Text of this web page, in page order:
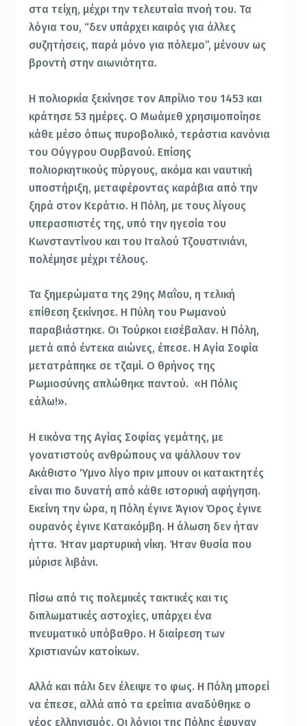
στα τείχη, μέχρι την τελευταία πνοή του. Τα
λόγια του, “δεν υπάρχει καιρός για άλλες
συζητήσεις, παρά μόνο για πόλεμο”, μένουν ως
βροντή στην αιωνιότητα.
Η πολιορκία ξεκίνησε τον Απρίλιο του 1453 και
κράτησε 53 ημέρες. Ο Μωάμεθ χρησιμοποίησε
κάθε μέσο όπως πυροβολικό, τεράστια κανόνια
του Ούγγρου Ουρβανού. Επίσης
πολιορκητικούς πύργους, ακόμα και ναυτική
υποστήριξη, μεταφέροντας καράβια από την
ξηρά στον Κεράτιο. Η Πόλη, με τους λίγους
υπερασπιστές της, υπό την ηγεσία του
Κωνσταντίνου και του Ιταλού Τζουστινιάνι,
πολέμησε μέχρι τέλους.
Τα ξημερώματα της 29ης Μαΐου, η τελική
επίθεση ξεκίνησε. Η Πύλη του Ρωμανού
παραβιάστηκε. Οι Τούρκοι εισέβαλαν. Η Πόλη,
μετά από έντεκα αιώνες, έπεσε. Η Αγία Σοφία
μετατράπηκε σε τζαμί. Ο θρήνος της
Ρωμιοσύνης απλώθηκε παντού. «Η Πόλις
εάλω!».
Η εικόνα της Αγίας Σοφίας γεμάτης, με
γονατιστούς ανθρώπους να ψάλλουν τον
Ακάθιστο Ύμνο λίγο πριν μπουν οι κατακτητές
είναι πιο δυνατή από κάθε ιστορική αφήγηση.
Εκείνη την ώρα, η Πόλη έγινε Άγιον Όρος έγινε
ουρανός έγινε Κατακόμβη. Η άλωση δεν ήταν
ήττα. Ήταν μαρτυρική νίκη. Ήταν θυσία που
μύρισε λιβάνι.
Πίσω από τις πολεμικές τακτικές και τις
διπλωματικές αστοχίες, υπάρχει ένα
πνευματικό υπόβαθρο. Η διαίρεση των
Χριστιανών κατοίκων.
Αλλά και πάλι δεν έλειψε το φως. Η Πόλη μπορεί
να έπεσε, αλλά από τα ερείπια αναδύθηκε ο
νέος ελληνισμός. Οι λόγιοι της Πόλης έφυγαν